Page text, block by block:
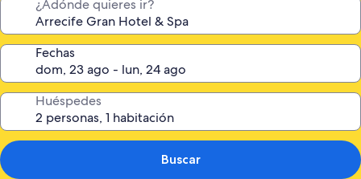
¿Adónde quieres ir?
Fechas
Huéspedes
Buscar